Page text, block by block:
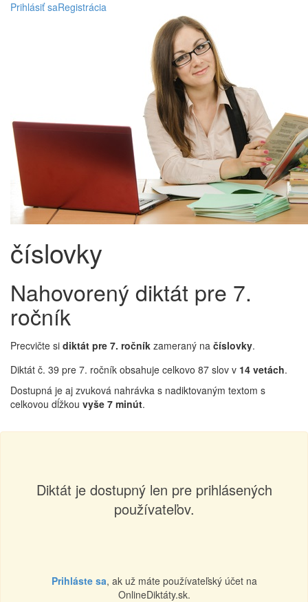
Prihlásiť saRegistrácia
číslovky
Nahovorený diktát pre 7.
ročník
Precvičte si diktát pre 7. ročník zameraný na číslovky.
Diktát č. 39 pre 7. ročník obsahuje celkovo 87 slov v 14 vetách.
Dostupná je aj zvuková nahrávka s nadiktovaným textom s
celkovou dĺžkou vyše 7 minút.
Diktát je dostupný len pre prihlásených
používateľov.
Prihláste sa, ak už máte používateľský účet na
OnlineDiktáty.sk.